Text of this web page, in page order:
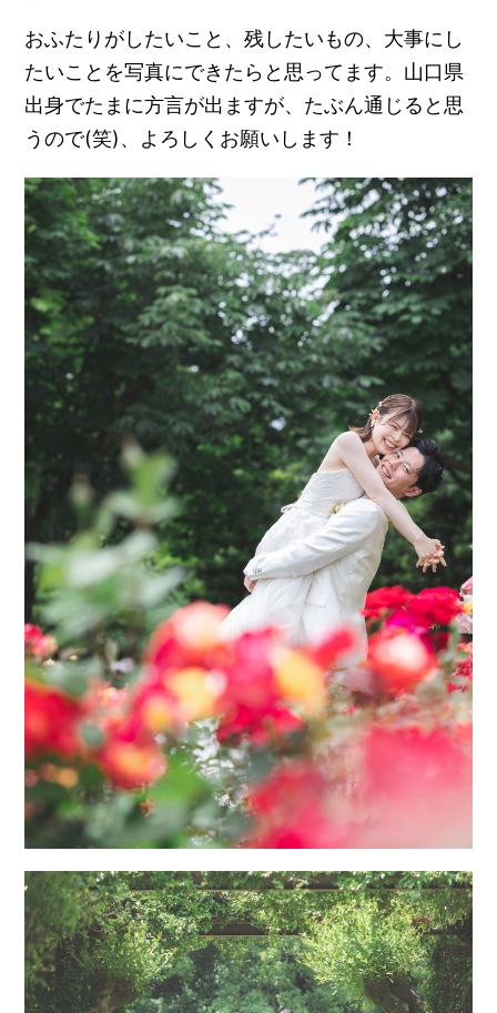
おふたりがしたいこと、残したいもの、大事にし
たいことを写真にできたらと思ってます。山口県
出身でたまに方言が出ますが、たぶん通じると思
うので(笑)、よろしくお願いします！